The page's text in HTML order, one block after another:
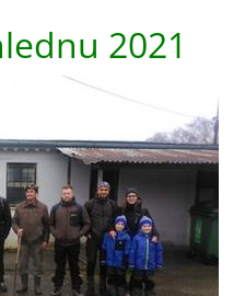
2021